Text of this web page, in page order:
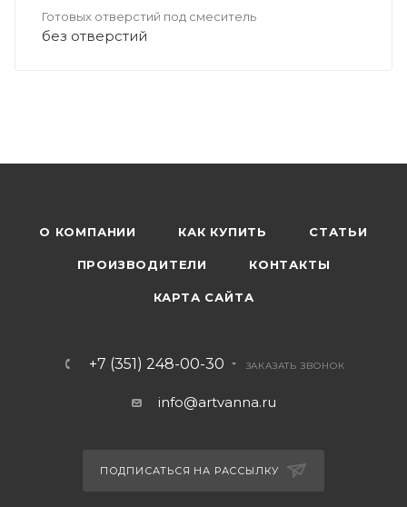
Готовых отверстий под смеситель
без отверстий
О КОМПАНИИ КАК КУПИТЬ СТАТЬИ
ПРОИЗВОДИТЕЛИ КОНТАКТЫ
КАРТА САЙТА
+7 (351) 248-00-30 ЗАКАЗАТЬ ЗВОНОК
info@artvanna.ru
ПОДПИСАТЬСЯ НА РАССЫЛКУ